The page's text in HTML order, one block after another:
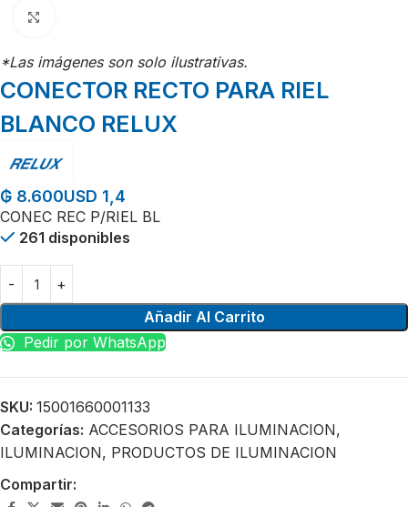
*Las imágenes son solo ilustrativas.
CONECTOR RECTO PARA RIEL
BLANCO RELUX
₲ 8.600USD 1,4
CONEC REC P/RIEL BL
261 disponibles
Añadir Al Carrito
Pedir por WhatsApp
SKU: 15001660001133
Categorías: ACCESORIOS PARA ILUMINACION,
ILUMINACION, PRODUCTOS DE ILUMINACION
Compartir: